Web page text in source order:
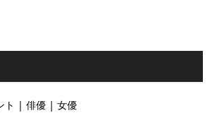
ト | 俳優 | 女優